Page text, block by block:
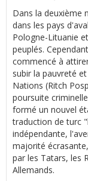
Dans la deuxième
dans les pays
Pologne-Lituanie
peuplés.
commencé à
subir la pauvreté
Nations (Ritch
poursuite
formé un nouvel
traduction de turc
indépendante,
majorité
par les Tatars, les
Allemands.